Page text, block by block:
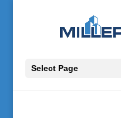
Select Page